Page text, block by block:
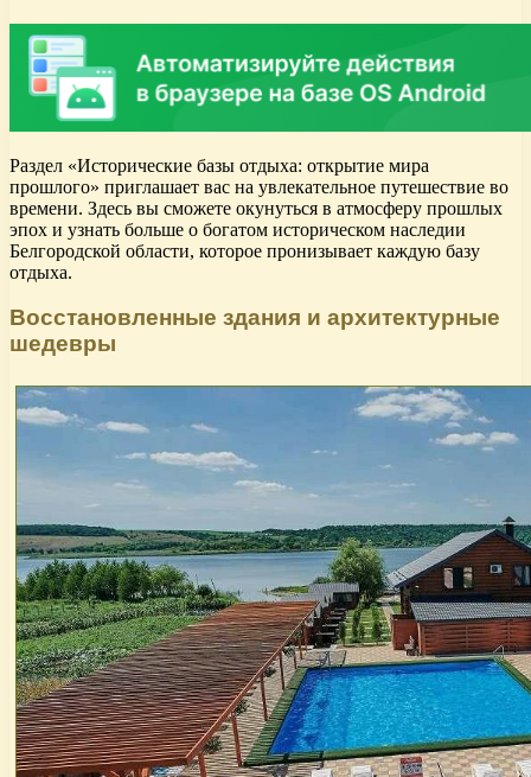
Раздел «Исторические базы отдыха: открытие мира
прошлого» приглашает вас на увлекательное путешествие во
времени. Здесь вы сможете окунуться в атмосферу прошлых
эпох и узнать больше о богатом историческом наследии
Белгородской области, которое пронизывает каждую базу
отдыха.
Восстановленные здания и архитектурные
шедевры